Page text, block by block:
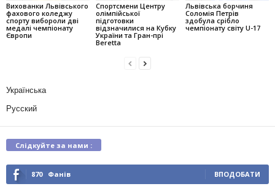
Вихованки Львівського
фахового коледжу
спорту вибороли дві
медалі чемпіонату
Європи
Спортсмени Центру
олімпійської
підготовки
відзначилися на Кубку
України та Гран-прі
Beretta
Львівська борчиня
Соломія Петрів
здобула срібло
чемпіонату світу U-17
Українська
Русский
Слідкуйте за нами :
870 Фанів ВПОДОБАТИ